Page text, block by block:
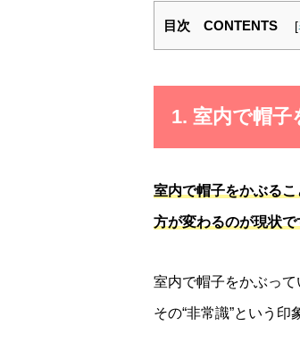
目次 CONTENTS [
1. 室内で帽
室内で帽子をかぶる
方が変わるのが現状で
室内で帽子をかぶっ
その“非常識”という印